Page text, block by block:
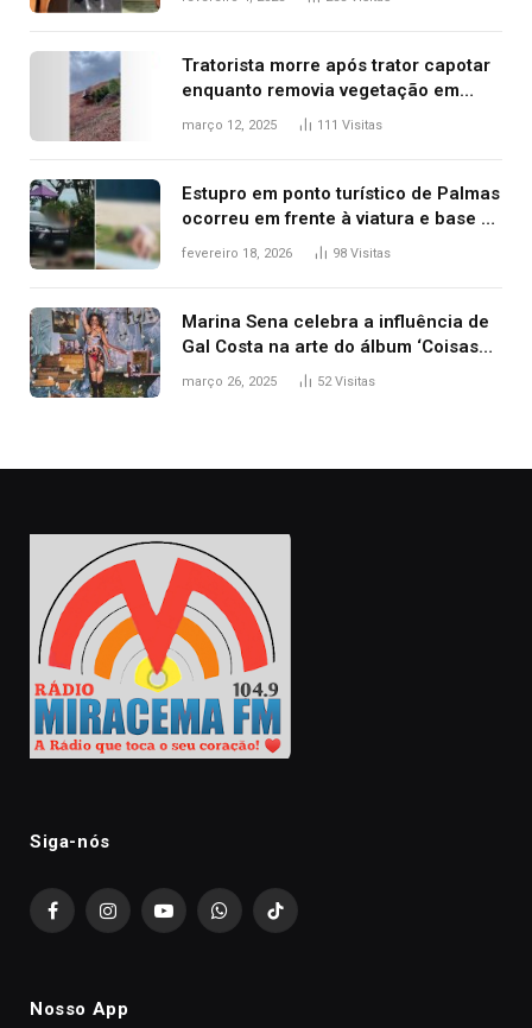
Tratorista morre após trator capotar
enquanto removia vegetação em
ribanceira de rodovia
março 12, 2025 111 Visitas
Estupro em ponto turístico de Palmas
ocorreu em frente à viatura e base de
segurança; polícia investiga
fevereiro 18, 2026 98 Visitas
Marina Sena celebra a influência de
Gal Costa na arte do álbum ‘Coisas
naturais’
março 26, 2025 52Visitas
Siga-nós
FacebookInstagramYouTubeWhatsAppTikTok
Nosso App